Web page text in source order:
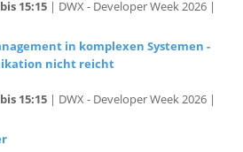
in komplexen Systemen -
nicht reicht
15:15| DWX - Developer Week 2026 |
12:45